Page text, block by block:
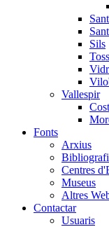
Sils
Vallespir
Fonts
Arxius
Centres
Museus
Altres
Contactar
Usuaris